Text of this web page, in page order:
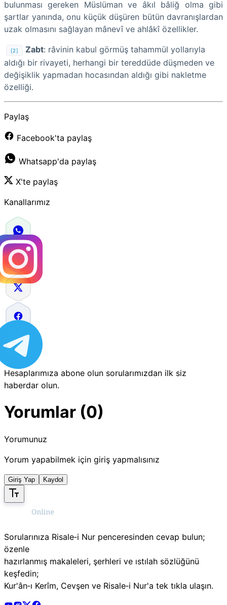
bulunması gereken Müslüman ve âkıl bâliğ olma gibi
şartlar yanında, onu küçük düşüren bütün davranışlardan
uzak olmasını sağlayan mânevî ve ahlâkî özellikler.
[2] Zabt: râvinin kabul görmüş tahammül yollarıyla
aldığı bir rivayeti, herhangi bir tereddüde düşmeden ve
değişiklik yapmadan hocasından aldığı gibi nakletme
özelliği.
Paylaş
Facebook'ta paylaş
Whatsapp'da paylaş
X'te paylaş
Kanallarımız
Hesaplarımıza abone olun sorularımızdan ilk siz
haberdar olun.
Yorumlar (0)
Yorumunuz
Yorum yapabilmek için giriş yapmalısınız
Giriş Yap Kaydol
Sorularınıza Risale‑i Nur penceresinden cevap bulun;
özenle
hazırlanmış makaleleri, şerhleri ve ıstılah sözlüğünü
keşfedin;
Kur'ân‑ı Kerîm, Cevşen ve Risale‑i Nur'a tek tıkla ulaşın.